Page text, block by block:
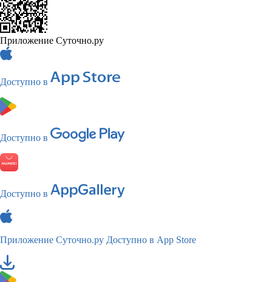
Приложение Суточно.ру
Доступно в
Доступно в
Доступно в
Приложение Суточно.ру Доступно в App Store